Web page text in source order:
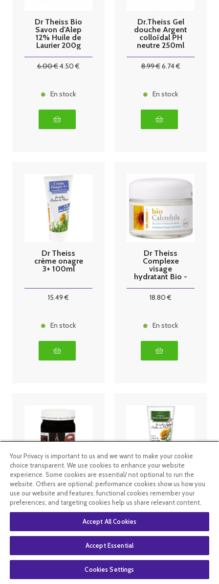
Dr Theiss Bio
Savon d'Alep
12% Huile de
Laurier 200g
6.00€4.50 €
En stock
Dr.Theiss Gel
douche Argent
colloïdal PH
neutre 250ml
8.99€6.74€
En stock
Dr Theiss
crème onagre
3+ 100ml
15.49 €
En stock
Dr Theiss
Complexe
visage
hydratant Bio -
18.80 €
En stock
Dr. theiss Miel
de Manuka
sauvage
KFactor 16 -
En rupture de
Crème à l'Elixir
du Suédois
100ML Dr
En stock
Your Privacy is important to us and we want to make your cookie
choice transparent. We use cookies to enhance your website
experience. Some cookies are essential/ not optional to run the
website. Others are optional: performance cookies show us how you
use our website and features; functional cookies remember your
preferences; and targeting cookies help us share relevant content.
Accept All Cookies
Accept Essential
Cookies Settings